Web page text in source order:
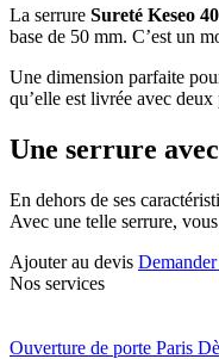
La serrure Sureté Keseo
base de 50 mm. C’est un
Une dimension parfaite
qu’elle est livrée avec
Une serrure
En dehors de ses
Avec une telle serrure,
Ajouter au devis
Nos services
Ouverture de porte Paris